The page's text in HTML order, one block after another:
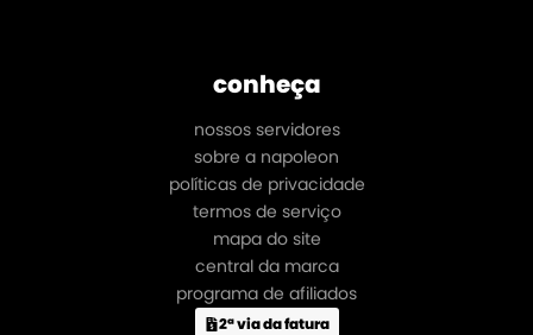
conheça
nossos servidores
sobre a napoleon
políticas de privacidade
termos de serviço
mapa do site
central da marca
programa de afiliados
2ª via da fatura